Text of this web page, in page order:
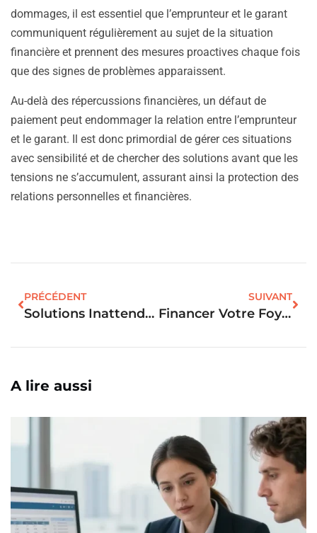
dommages, il est essentiel que l’emprunteur et le garant
communiquent régulièrement au sujet de la situation
financière et prennent des mesures proactives chaque fois
que des signes de problèmes apparaissent.
Au-delà des répercussions financières, un défaut de
paiement peut endommager la relation entre l’emprunteur
et le garant. Il est donc primordial de gérer ces situations
avec sensibilité et de chercher des solutions avant que les
tensions ne s’accumulent, assurant ainsi la protection des
relations personnelles et financières.
PRÉCÉDENT
Solutions Inattendues Pour Les Ficp : Financer Votre Projet Immobilier Autrement
SUIVANT
Financer Votre Foyer Avec Un Prêt Militaire : Les Clés D’un Investissement Serein
A lire aussi